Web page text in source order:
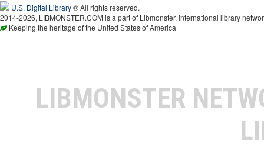
U.S. Digital Library® All rights reserved.
2014-2026, LIBMONSTER.COM is a part of Libmonster, international library
Keeping the heritage of the United States of America
LIBMONSTER